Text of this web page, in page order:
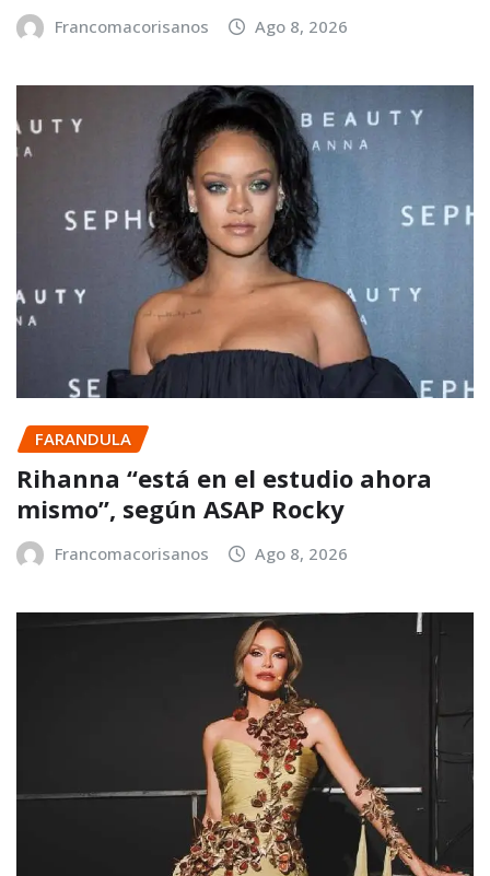
Francomacorisanos Ago 8, 2026
FARANDULA
Rihanna “está en el estudio ahora
mismo”, según ASAP Rocky
Francomacorisanos Ago 8, 2026